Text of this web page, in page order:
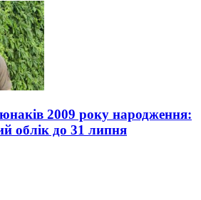
2009 року народження:
облік до 31 липня